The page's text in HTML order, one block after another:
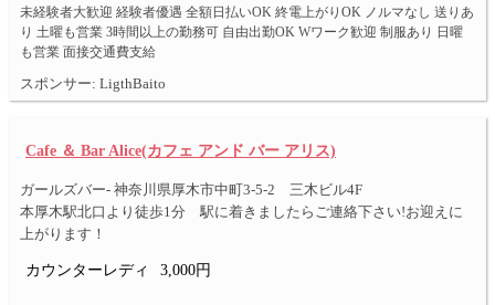
未経験者大歓迎 経験者優遇 全額日払いOK 終電上がりOK ノルマなし 送りあ
り 土曜も営業 3時間以上の勤務可 自由出勤OK Wワーク歓迎 制服あり 日曜
も営業 面接交通費支給
スポンサー: LigthBaito
Cafe ＆ Bar Alice(カフェ アンド バー アリス)
ガールズバー- 神奈川県厚木市中町3-5-2 三木ビル4F
本厚木駅北口より徒歩1分 駅に着きましたらご連絡下さい!お迎えに
上がります！
カウンターレディ 3,000円